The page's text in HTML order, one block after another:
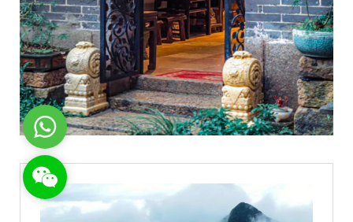
WhatsApp
WeChat: rsgt819